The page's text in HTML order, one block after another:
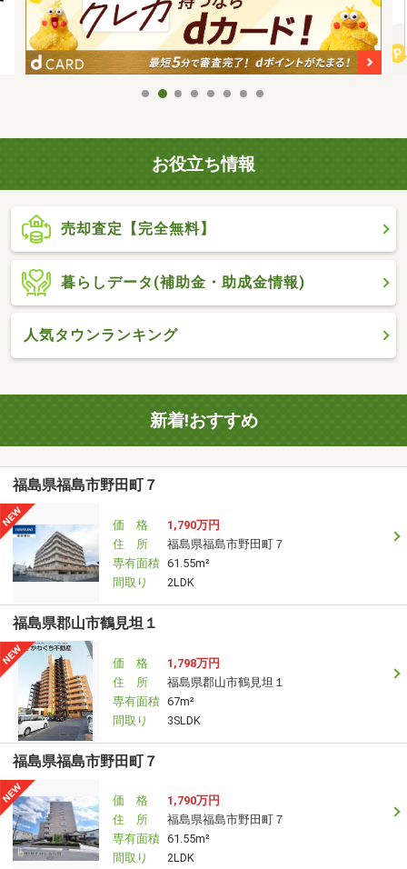
お役立ち情報
売却査定【完全無料】
暮らしデータ(補助金・助成金情報)
人気タウンランキング
新着!おすすめ
福島県福島市野田町７
価 格
1,790万円
住 所
福島県福島市野田町７
専有面積 61.55m²
間取り
2LDK
福島県郡山市鶴見坦１
価 格
1,798万円
住 所
福島県郡山市鶴見坦１
専有面積 67m²
間取り
3SLDK
福島県福島市野田町７
価 格
1,790万円
住 所
福島県福島市野田町７
専有面積 61.55m²
間取り
2LDK